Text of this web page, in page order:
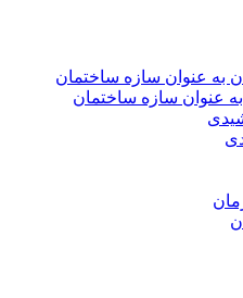
به عنوان سازه ساختمان